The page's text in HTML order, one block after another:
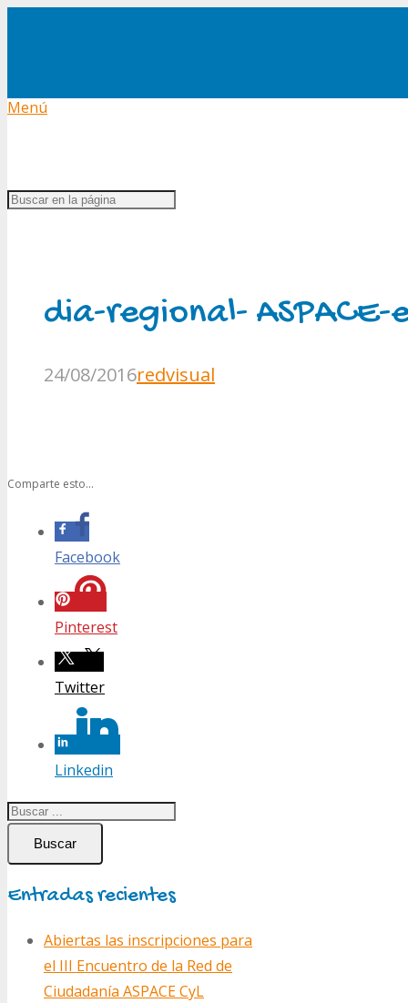
Menú
dia-regional- ASPACE-
24/08/2016redvisual
Comparte esto...
Facebook
Pinterest
Twitter
Linkedin
Buscar
Entradas recientes
Abiertas las inscripciones para
el III Encuentro de la Red de
Ciudadanía ASPACE CyL